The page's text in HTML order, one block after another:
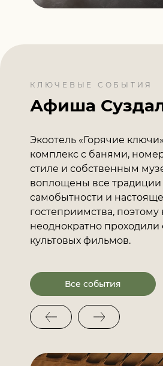
КЛЮЧЕВЫЕ СОБЫТИЯ
Афиша
Экоотель «Горячие
комплекс с банями,
стиле и собственным
воплощены все традиции
самобытности и
гостеприимства,
неоднократно проходили
культовых фильмов.
Все события